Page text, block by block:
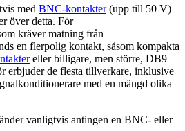
med BNC-kontakter(upp till 50 V)
över detta. För
kräver matning från
en flerpolig kontakt, såsom kompakta
eller billigare, men större, DB9
erbjuder de flesta tillverkare, inklusive
med en mängd olika
vanligtvis antingen en BNC- eller